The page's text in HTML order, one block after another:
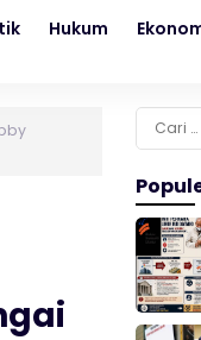
Hukum
Cari
untuk: